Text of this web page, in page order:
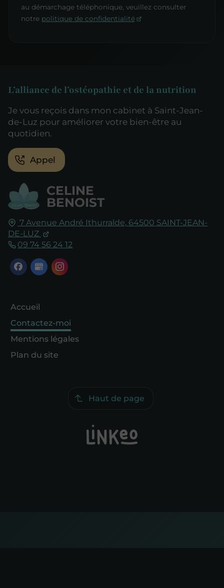
au démarchage téléphonique, veuillez consulter
notre politique de confidentialité
CELINE
BENOIST
7 Avenue André Ithurralde, 64500 SAINT-JEAN-
DE-LUZ
09 74 56 24 12
Accueil
Contactez-moi
Mentions légales
Plan du site
L’alliance de l’ostéopathie et de la nutrition
Je vous reçois dans mon cabinet à Saint-Jean-
de-Luz pour améliorer votre bien-être au
quotidien.
Appel
Haut de page